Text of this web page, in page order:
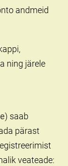
andmeid
ning järele
) saab
pärast
veateade: